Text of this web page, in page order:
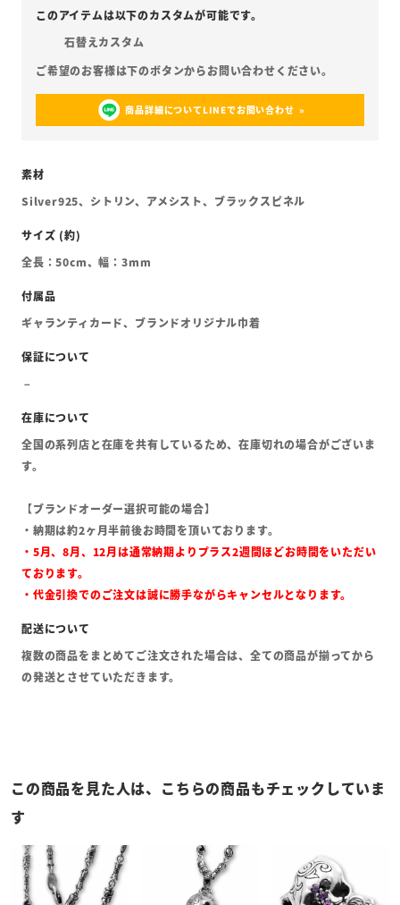
石替えカスタム
商品詳細についてLINEでお問い合わせ
Silver925、シトリン、アメシスト、ブラックスピネル
全長：50cm、幅：3mm
ギャランティカード、ブランドオリジナル巾着
全国の系列店と在庫を共有しているため、在庫切れの場合がございま
す。
【ブランドオーダー選択可能の場合】
・納期は約2ヶ月半前後お時間を頂いております。
・5月、8月、12月は通常納期よりプラス2週間ほどお時間をいただい
ております。
・代金引換でのご注文は誠に勝手ながらキャンセルとなります。
複数の商品をまとめてご注文された場合は、全ての商品が揃ってから
の発送とさせていただきます。
この商品を見た人は、こちらの商品もチェックしていま
す